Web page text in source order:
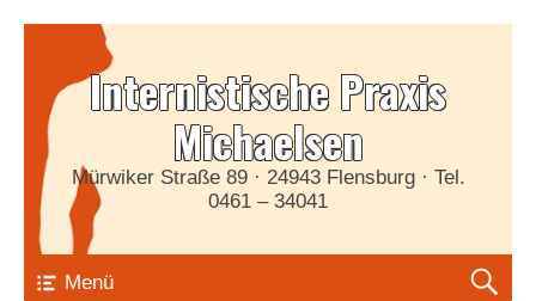
Internistische Praxis
Michaelsen
Mürwiker Straße 89 · 24943 Flensburg · Tel.
0461 – 34041
Menü